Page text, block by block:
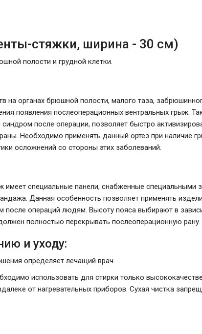
стяжки, ширина - 30 см)
полости и грудной клетки.
на органах брюшной полости, малого таза,
появления послеоперационных вентральных грыж.
после операции, позволяет быстро
Необходимо применять данный ортез при наличие
осложнений со стороны этих заболеваний.
имеет специальные панели, снабженные специальными
Данная особенность позволяет применять
операций людям. Высоту пояса выбирают в
полностью перекрывать послеоперационную рану.
и уходу:
определяет лечащий врач.
использовать для стирки только
от нагревательных приборов. Сухая чистка